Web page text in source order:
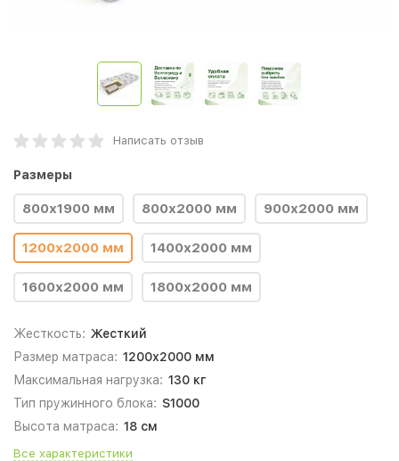
Написать отзыв
Размеры
800х1900 мм 800х2000 мм 900х2000 мм
1200х2000 мм 1400х2000 мм
1600х2000 мм 1800х2000 мм
Жесткость: Жесткий
Размер матраса: 1200х2000 мм
Максимальная нагрузка: 130 кг
Тип пружинного блока: S1000
Высота матраса: 18 см
Все характеристики